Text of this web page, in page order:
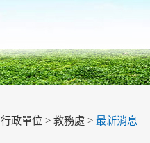
行政單位 > 教務處 > 最新消息